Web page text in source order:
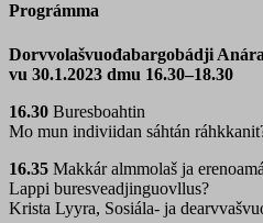
Prográmma
Dorvvolašvuođabargobádji
vu 30.1.2023 dmu 16.30–18.30
16.30 Buresboahtin
Mo mun indiviidan sáhtán
16.35 Makkár almmolaš ja
Lappi buresveadjinguovllus?
Krista Lyyra, Sosiála- ja